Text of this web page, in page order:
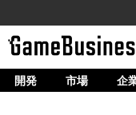
ホーム
開発 市場 企